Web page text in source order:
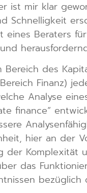
ist mir klar
Schnelligkeit
Beraters
des
Finanz)
Analyse
finance“
hier an der
der Komplexität
das
bezüglich